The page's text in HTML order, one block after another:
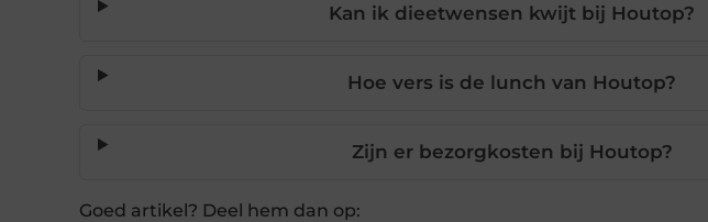
Kan ik dieetwensen kwijt bij Houtop?
Hoe vers is de lunch van Houtop?
Zijn er bezorgkosten bij Houtop?
Goed artikel? Deel hem dan op: